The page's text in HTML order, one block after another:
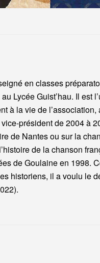
en classes
Lycée Guist’hau. Il est
à la vie de
président de 2004 à
de Nantes ou sur la
de la chanson
de Goulaine en 1998.
historiens, il a voulu le